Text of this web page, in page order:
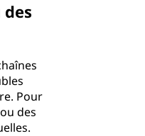
Pour
des